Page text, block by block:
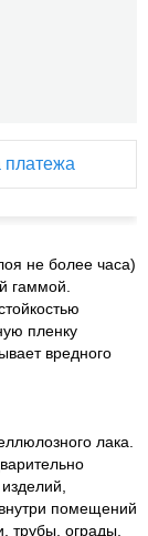
платежа
не более часа)
гаммой.
пленку
вредного
лака.
помещений
трубы, ограды,